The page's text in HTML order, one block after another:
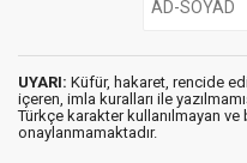
UYARI: Küfür, hakaret, rencide
içeren, imla kuralları ile
Türkçe karakter kullanılmayan
onaylanmamaktadır.